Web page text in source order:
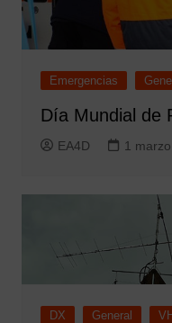
Emergencias
Día Mundial de
EA4D 1
DX General